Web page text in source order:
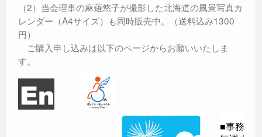
（2）当会理事の麻薙悠子が撮影した北海道の風景写真カ
レンダー（A4サイズ）も同時販売中。（送料込み1300
円）
ご購入申し込みは以下のページからお願いいたしま
す。